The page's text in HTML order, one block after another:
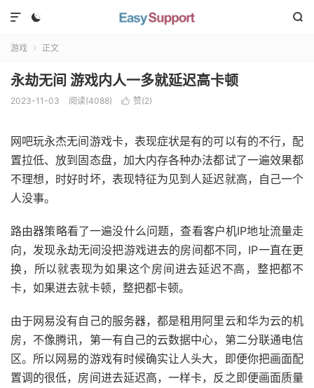
 

游戏  正文
永劫无间 游戏内人一多就延迟高卡顿
2023-11-03 阅读(4088)  赞(2)
网吧玩永杰无间游戏卡，表现症状是有的可以有的不行，配
置拉低、放到固态盘，加大内存各种办法都试了一遍效果都
不理想，时好时坏，表现特征为见到人延迟就高，自己一个
人没事。
路由器策略看了一遍没什么问题，查看客户机IP地址流量走
向，发现永劫无间没把游戏进去的房间都不同，IP一直在更
换，所以就表现为如果这个房间进去延迟不高，整把都不
卡，如果进去就卡顿，整把都卡顿。
由于网易没有自己的服务器，都是租用阿里云和华为云的机
房，不像腾讯，第一有自己的云数据中心，第二分联通电信
区。所以网易的游戏有时候确实让人头大，即便你把画面配
置调的很低，房间进去延迟高，一样卡，反之即便画面质量